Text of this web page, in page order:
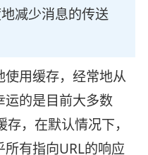
减少消息的传送
用缓存，经常地从
的是目前大多数
，在默认情况下，
有指向URL的响应